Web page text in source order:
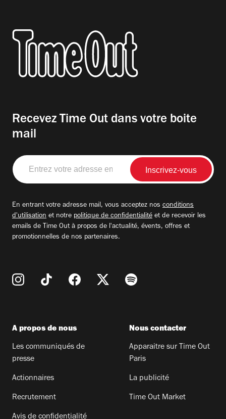
Recevez Time Out dans votre boite
mail
Entrez
votre
adresse
En entrant votre adresse mail, vous acceptez nos conditions
d'utilisation et notre politique de confidentialité et de recevoir les
emails de Time Out à propos de l'actualité, évents, offres et
promotionnelles de nos partenaires.
A propos de nous
Les communiqués de
presse
Actionnaires
Recrutement
Avis de confidentialité
Nous contacter
Apparaitre sur Time Out
Paris
La publicité
Time Out Market